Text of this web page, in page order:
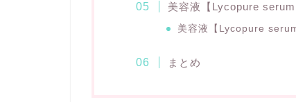
美容液【Lycopure
美容液【Lycopure
まとめ